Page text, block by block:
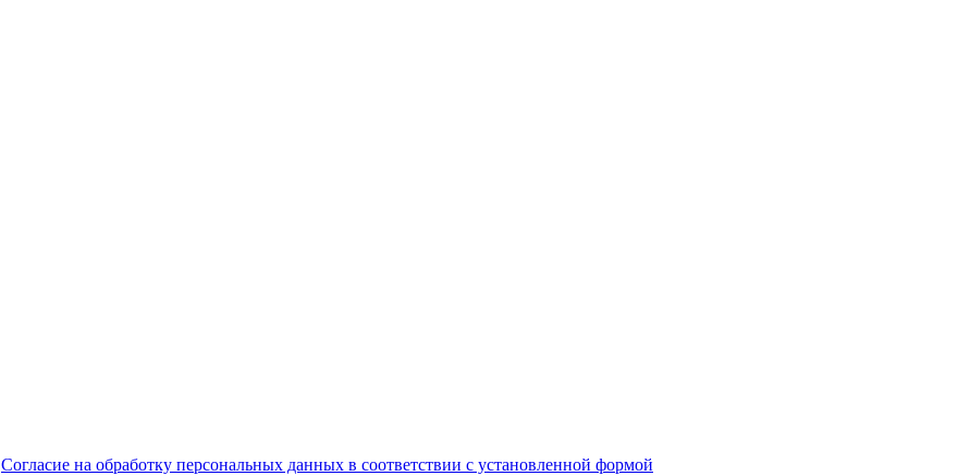
Согласие на обработку персональных данных в соответствии с установленной формой